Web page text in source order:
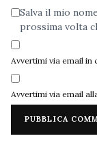
Salva il mio
prossima volta
Avvertimi via email
Avvertimi via email